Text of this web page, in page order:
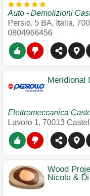
Auto - Demolizioni
Persio, 5 BA, Italia,
0804966456
Meridional
Elettromeccanica
Lavoro 1, 70013
Wood
Nicola &